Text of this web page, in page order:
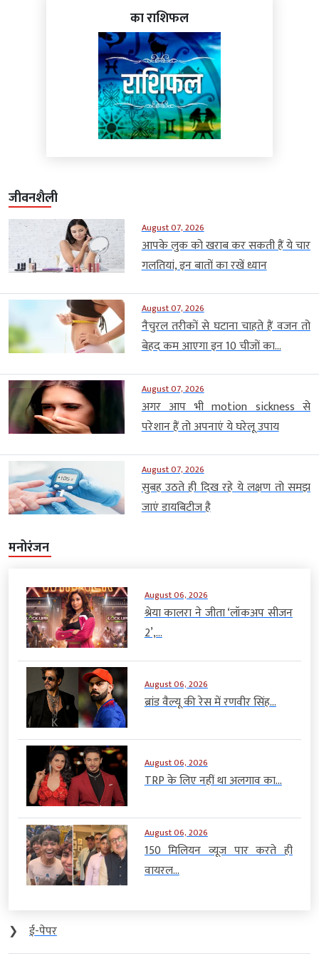
का राशिफल
जीवनशैली
August 07, 2026
आपके लुक को खराब कर सकती हैं ये चार
गलतियां, इन बातों का रखें ध्यान
August 07, 2026
नैचुरल तरीकों से घटाना चाहते हैं वजन तो
बेहद कम आएगा इन 10 चीजों का...
August 07, 2026
अगर आप भी motion sickness से
परेशान हैं तो अपनाएं ये घरेलू उपाय
August 07, 2026
सुबह उठते ही दिख रहे ये लक्षण तो समझ
जाएं डायबिटीज है
मनोरंजन
August 06, 2026
श्रेया कालरा ने जीता ‘लॉकअप सीजन
2’,...
August 06, 2026
ब्रांड वैल्यू की रेस में रणवीर सिंह...
August 06, 2026
TRP के लिए नहीं था अलगाव का...
August 06, 2026
150 मिलियन व्यूज पार करते ही
वायरल...
❯
ई-पेपर